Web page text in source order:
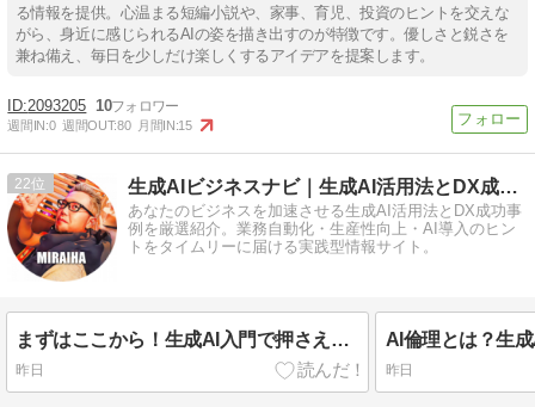
る情報を提供。心温まる短編小説や、家事、育児、投資のヒントを交えな
がら、身近に感じられるAIの姿を描き出すのが特徴です。優しさと鋭さを
兼ね備え、毎日を少しだけ楽しくするアイデアを提案します。
2093205 10
週間IN:0 週間OUT:80 月間IN:15
22 生成AIビジネスナビ｜生成AI活用法とDX成功事例を厳選紹介
あなたのビジネスを加速させる生成AI活用法とDX成功事
例を厳選紹介。業務自動化・生産性向上・AI導入のヒン
トをタイムリーに届ける実践型情報サイト。
まずはここから！生成AI入門で押さえるべき3つのポイント
昨日 昨日